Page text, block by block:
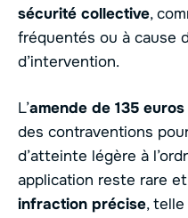
sécurité collective,
fréquentés ou à cause
d’intervention.
L’amende de 135 euros
des contraventions
d’atteinte légère à
application reste rare
infraction précise,